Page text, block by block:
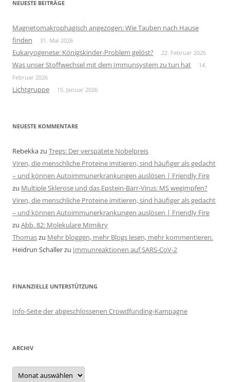
NEUESTE BEITRÄGE
Magnetomakrophagisch angezogen: Wie Tauben nach Hause
finden
31. Mai 2026
Eukaryogenese: Königskinder-Problem gelöst? 22. Februar 2026
Was unser Stoffwechsel mit dem Immunsystem zu tun hat
14.
Februar 2026
Lichtgruppe 15. Januar 2026
NEUESTE KOMMENTARE
Rebekkazu Tregs: Der verspätete Nobelpreis
Viren, die menschliche Proteine imitieren, sind häufiger als gedacht
– und können Autoimmunerkrankungen auslösen | Friendly Fire
zu Multiple Sklerose und das Epstein-Barr-Virus: MS wegimpfen?
Viren, die menschliche Proteine imitieren, sind häufiger als gedacht
– und können Autoimmunerkrankungen auslösen | Friendly Fire
zu Abb. 82: Molekulare Mimikry
Thomaszu Mehr bloggen, mehr Blogs lesen, mehr kommentieren.
Heidrun Schallerzu Immunreaktionen auf SARS-CoV-2
FINANZIELLE UNTERSTÜTZUNG
Info-Seite der abgeschlossenen Crowdfunding-Kampagne
ARCHIV
Archiv